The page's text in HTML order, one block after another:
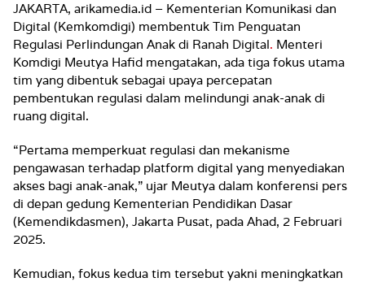
JAKARTA, arikamedia.id – Kementerian Komunikasi dan
Digital (Kemkomdigi) membentuk Tim Penguatan
Regulasi Perlindungan Anak di Ranah Digital. Menteri
Komdigi Meutya Hafid mengatakan, ada tiga fokus utama
tim yang dibentuk sebagai upaya percepatan
pembentukan regulasi dalam melindungi anak-anak di
ruang digital.
“Pertama memperkuat regulasi dan mekanisme
pengawasan terhadap platform digital yang menyediakan
akses bagi anak-anak,” ujar Meutya dalam konferensi pers
di depan gedung Kementerian Pendidikan Dasar
(Kemendikdasmen), Jakarta Pusat, pada Ahad, 2 Februari
2025.
Kemudian, fokus kedua tim tersebut yakni meningkatkan